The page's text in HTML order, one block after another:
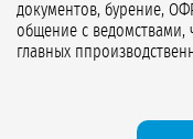
документов, бурение,
общение с ведомствами,
главных